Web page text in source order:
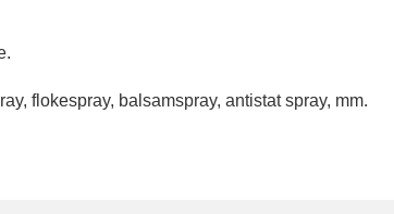
flokespray, balsamspray, antistat spray, mm.